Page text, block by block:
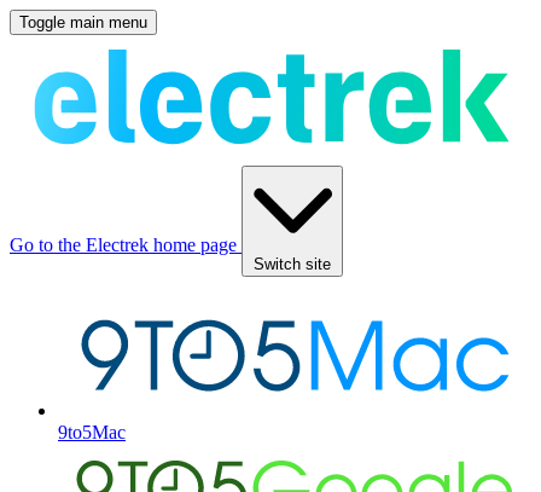
Toggle main menu
Go to the Electrek home page
Switch site
9to5Mac